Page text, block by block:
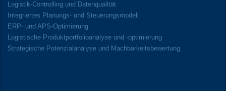
Logistik-Controlling und Datenqualität
Integriertes Planungs- und Steuerungsmodell
ERP- und APS-Optimierung
Logistische Produktportfolioanalyse und -optimierung
Strategische Potenzialanalyse und Machbarkeitsbewertung